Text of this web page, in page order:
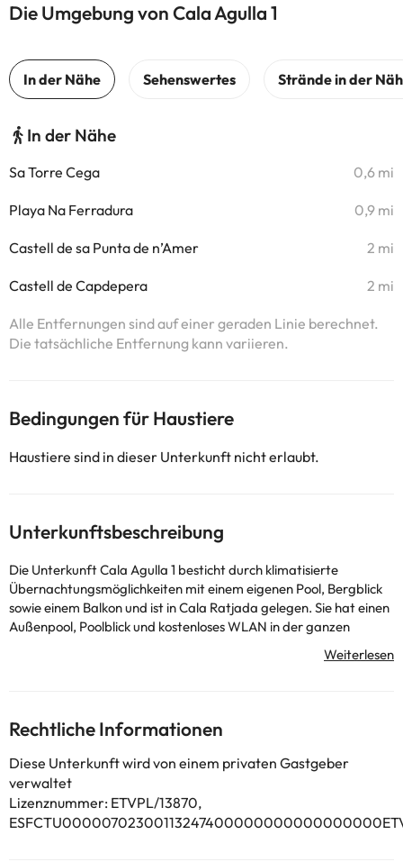
Die Umgebung von Cala Agulla 1
In der Nähe
Sa Torre Cega 0,6 mi
Playa Na Ferradura 0,9 mi
Castell de sa Punta de n’Amer 2 mi
Castell de Capdepera 2 mi
Alle Entfernungen sind auf einer geraden Linie berechnet.
Die tatsächliche Entfernung kann variieren.
Bedingungen für Haustiere
Haustiere sind in dieser Unterkunft nicht erlaubt.
Unterkunftsbeschreibung
Die Unterkunft Cala Agulla 1 besticht durch klimatisierte
Übernachtungsmöglichkeiten mit einem eigenen Pool, Bergblick
sowie einem Balkon und ist in Cala Ratjada gelegen. Sie hat einen
Außenpool, Poolblick und kostenloses WLAN in der ganzen
Schlafzimmern, 2 Badezimmern, Bettwäsche, Handtüchern,
Strand Cala Agulla liegt 1,2 km von der Unterkunft Cala Agulla 1
entfernt, während Strand Cala Gat 1,6 km von der Unterkunft
entfernt ist. Der nächstgelegene Flughafen ist der Flughafen
Palma de Mallorca, 81 km von der Unterkunft Cala Agulla 1
entfernt.
Bitte beachten Sie, dass die Unterkunft nur von Gästen gebucht
und genutzt werden darf, die mindestens 28 Jahre alt sind.In
Rechtliche Informationen
Diese Unterkunft wird von einem privaten Gastgeber
verwaltet
Lizenznummer: ETVPL/13870,